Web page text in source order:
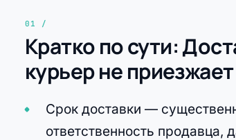
Кратко по сути:
курьер не приезжает
Срок доставки —
ответственность продавца,